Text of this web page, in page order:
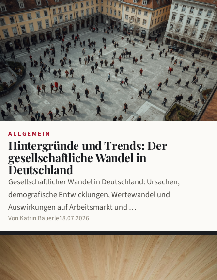
ALLGEMEIN
Hintergründe und Trends: Der
gesellschaftliche Wandel in
Deutschland
Gesellschaftlicher Wandel in Deutschland: Ursachen,
demografische Entwicklungen, Wertewandel und
Auswirkungen auf Arbeitsmarkt und …
Von Katrin Bäuerle18.07.2026